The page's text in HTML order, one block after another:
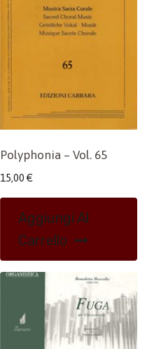
Polyphonia – Vol. 65
15,00 €
Aggiungi Al
Carrello